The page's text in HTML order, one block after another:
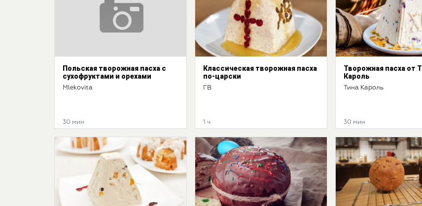
Польская творожная пасха с
сухофруктами и орехами
Mlekovita
30 мин
Классическая творожная пасха
по-царски
ГВ
1 ч
Творожная пасха от
Кароль
Тина Кароль
30 мин